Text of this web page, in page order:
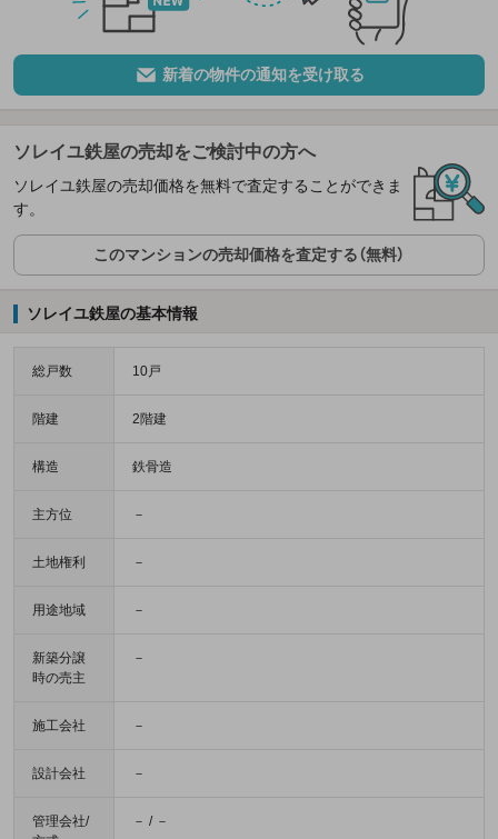
新着の物件の通知を受け取る
ソレイユ鉄屋の売却をご検討中の方へ
ソレイユ鉄屋の売却価格を無料で査定することができま
す。
このマンションの売却価格を査定する（無料）
ソレイユ鉄屋の基本情報
総戸数 10戸
階建 2階建
構造 鉄骨造
主方位 －
土地権利 －
用途地域 －
新築分譲
時の売主
－
施工会社 －
設計会社 －
管理会社/
－ / －